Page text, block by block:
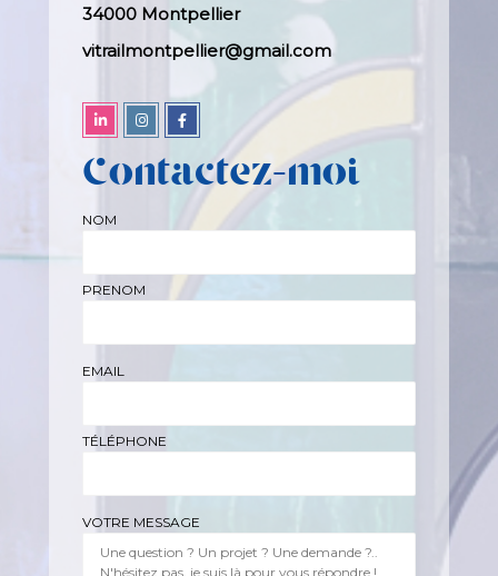
34000 Montpellier
vitrailmontpellier@gmail.com
Contactez-moi
NOM
PRENOM
EMAIL
TÉLÉPHONE
VOTRE MESSAGE